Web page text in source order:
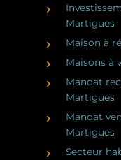
Martigues
Maison à
Maisons à
Mandat
Martigues
Mandat
Martigues
Secteur